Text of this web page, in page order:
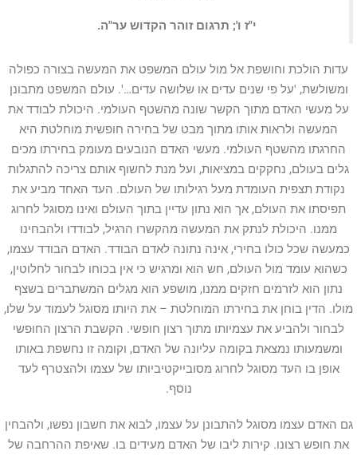
י"ז ו'; תרגום זוהר הקדוש ער"ה.
עדות הולכת וחושפת אל מול עולם המשפט את המעשה בצורה כפולה
ומשולשת, 'על פי שנים עדים או שלושה עדים…'. עולם המשפט מתבונן
על מעשי האדם מתוך הקשר שונה מהשטף העולמי. היכולת לבודד את
המעשה ולראות אותו מתוך מבט של בחירה חופשית מוחלטת היא
החרגתו מהשטף העולמי. מעשי האדם הנובעים מעומק בחירתו מכים
גלים בעולם, נחקקים במציאות, ועל מנת לחשוף אותם צריכה להתגלות
נקודת תצפית העומדת מעל רגילותו של העולם. העד האחד מביע את
תפיסתו את העולם, אך הוא נתון עדיין בתוך העולם ואינו מסוגל לחרוג
ממנו. היכולת לנתק את המעשה מהקשרו הרגיל, לבודדו ולהבחינו
כמעשה שכל כולו בחירי, אינה נתונה לאדם הבודד. האדם הבודד עצמו,
כשהוא עומד מול העולם, חש הוא ומרגיש כי אין בכוחו לבחור לחלוטין,
נתון הוא לזרמים חזקים ממנו, מושפע הוא מגלים המשתברים בשצף
מולו. הדין בוחן את בחירתו המוחלטת – את היותו מסוגל לעמוד על שלו,
לבחור ולהביע את עצמיותו מתוך רצון חופשי. הקשבת הרצון החופשי
ומשמעותו נמצאת בקומה עליונה של האדם, וקומה זו נחשפת באותו
אופן בו העד מסוגל לחרוג מסובייקטיביותו של עצמו ולהצטרף לעד
נוסף.
גם האדם עצמו מסוגל להתבונן על עצמו, לבוא את חשבון נפשו, ולהבחין
את חופש רצונו. קירות ליבו של האדם מעידים בו. שאיפת ההרחבה של